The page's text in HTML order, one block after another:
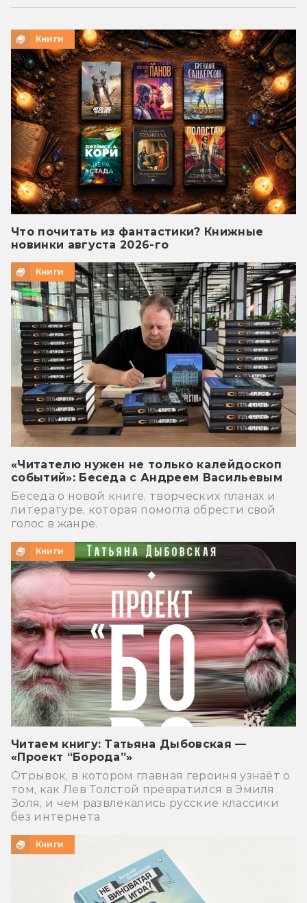
Книги
Что почитать из фантастики? Книжные
новинки августа 2026-го
Книги
«Читателю нужен не только калейдоскоп
событий»: Беседа с Андреем Васильевым
Беседа о новой книге, творческих планах и
литературе, которая помогла обрести свой
голос в жанре.
Книги
Читаем книгу: Татьяна Дыбовская —
«Проект “Борода”»
Отрывок, в котором главная героиня узнаёт о
том, как Лев Толстой превратился в Эмиля
Золя, и чем развлекались русские классики
без интернета
Книги